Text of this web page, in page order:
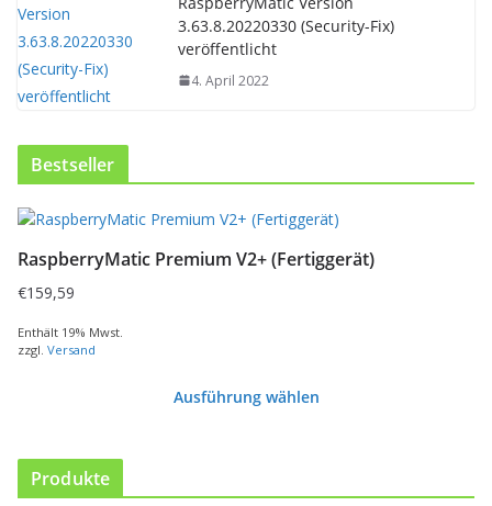
3.63.8.20220330 (Security-Fix)
veröffentlicht
4. April 2022
Bestseller
RaspberryMatic Premium V2+ (Fertiggerät)
€159,59
Enthält 19% Mwst.
zzgl. Versand
Ausführung wählen
D
e
s
s
P
t
Produkte